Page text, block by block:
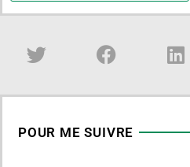
POUR ME SUIVRE